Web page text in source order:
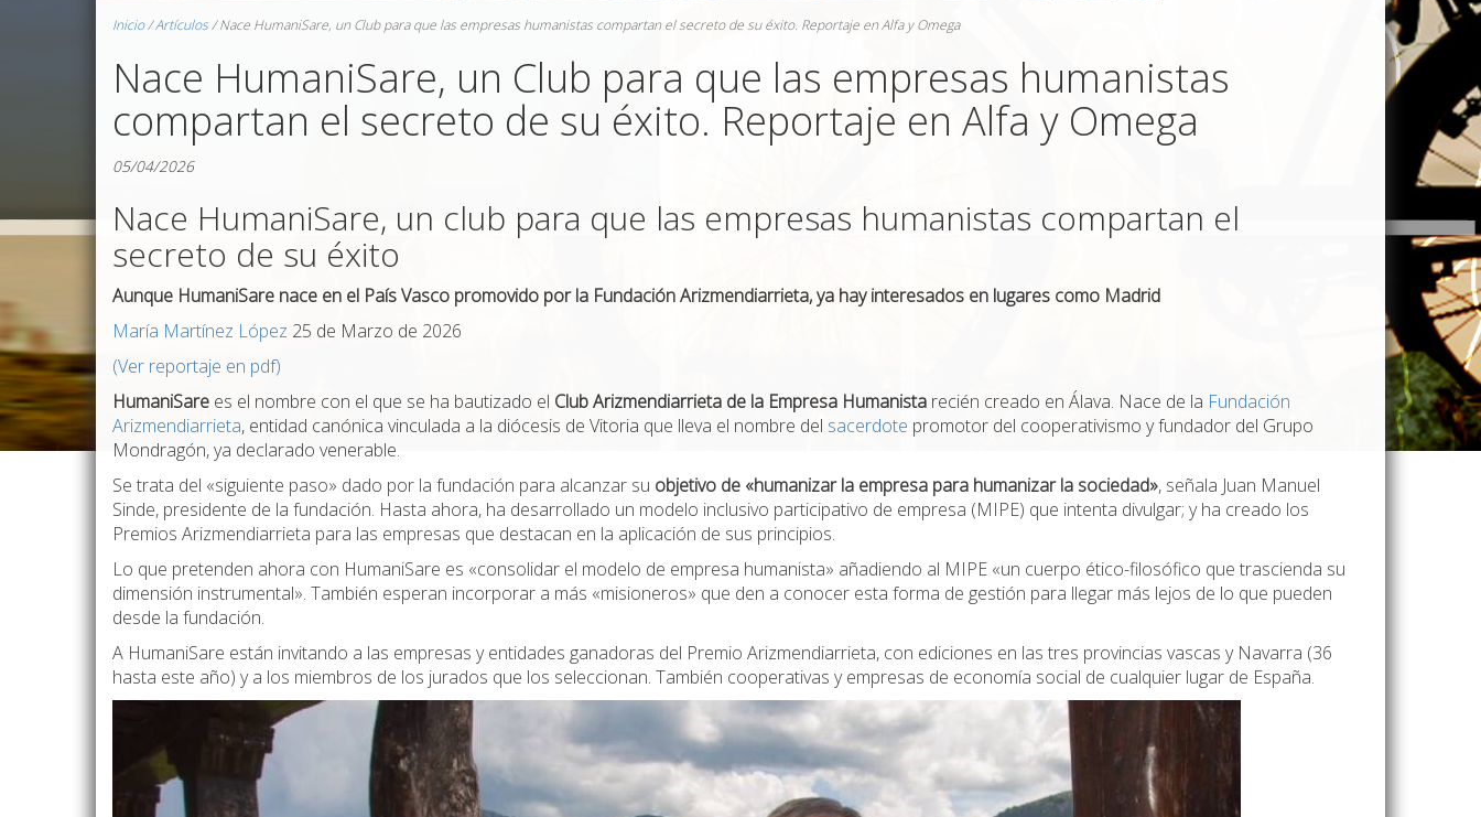
Inicio/Artículos/Nace HumaniSare, un Club para que las empresas humanistas compartan el secreto de su éxito. Reportaje en Alfa y Omega
Nace HumaniSare, un Club para que las empresas humanistas
compartan el secreto de su éxito. Reportaje en Alfa y Omega
05/04/2026
Nace HumaniSare, un club para que las empresas humanistas compartan el
secreto de su éxito
Aunque HumaniSare nace en el País Vasco promovido por la Fundación Arizmendiarrieta, ya hay interesados en lugares como Madrid
María Martínez López 25 de Marzo de 2026
(Ver reportaje en pdf)
HumaniSare es el nombre con el que se ha bautizado el Club Arizmendiarrieta de la Empresa Humanista recién creado en Álava. Nace de la Fundación
Arizmendiarrieta, entidad canónica vinculada a la diócesis de Vitoria que lleva el nombre del sacerdote promotor del cooperativismo y fundador del Grupo
Mondragón, ya declarado venerable.
Se trata del «siguiente paso» dado por la fundación para alcanzar su objetivo de «humanizar la empresa para humanizar la sociedad», señala Juan Manuel
Sinde, presidente de la fundación. Hasta ahora, ha desarrollado un modelo inclusivo participativo de empresa (MIPE) que intenta divulgar; y ha creado los
Premios Arizmendiarrieta para las empresas que destacan en la aplicación de sus principios.
Lo que pretenden ahora con HumaniSare es «consolidar el modelo de empresa humanista» añadiendo al MIPE «un cuerpo ético-filosófico que trascienda su
dimensión instrumental». También esperan incorporar a más «misioneros» que den a conocer esta forma de gestión para llegar más lejos de lo que pueden
desde la fundación.
A HumaniSare están invitando a las empresas y entidades ganadoras del Premio Arizmendiarrieta, con ediciones en las tres provincias vascas y Navarra (36
hasta este año) y a los miembros de los jurados que los seleccionan. También cooperativas y empresas de economía social de cualquier lugar de España.